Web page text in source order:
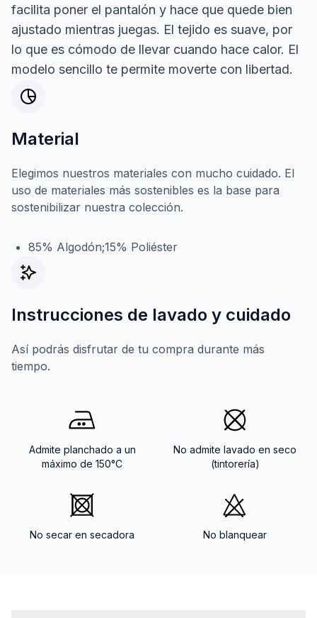
facilita poner el pantalón y hace que quede bien
ajustado mientras juegas. El tejido es suave, por
lo que es cómodo de llevar cuando hace calor. El
modelo sencillo te permite moverte con libertad.
Material
Elegimos nuestros materiales con mucho cuidado. El
uso de materiales más sostenibles es la base para
sostenibilizar nuestra colección.
85% Algodón;15% Poliéster
Instrucciones de lavado y cuidado
Así podrás disfrutar de tu compra durante más
tiempo.
Admite planchado a un
máximo de 150°C
No admite lavado en seco
(tintorería)
No secar en secadora No blanquear